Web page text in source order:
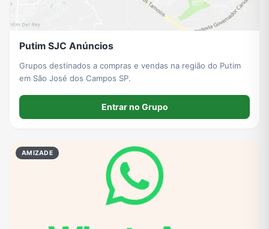
Putim SJC Anúncios
Grupos destinados a compras e vendas na região do Putim
em São José dos Campos SP.
Entrar no Grupo
AMIZADE